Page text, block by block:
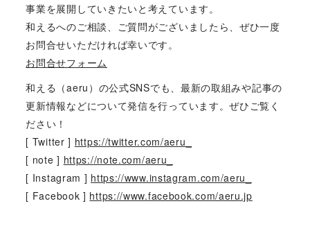
事業を展開していきたいと考えています。
和えるへのご相談、ご質問がございましたら、ぜひ一度
お問合せいただければ幸いです。
お問合せフォーム
和える（aeru）の公式SNSでも、最新の取組みや記事の
更新情報などについて発信を行っています。ぜひご覧く
ださい！
[ Twitter ] https://twitter.com/aeru_
[ note ] https://note.com/aeru_
[ Instagram ] https://www.instagram.com/aeru_
[ Facebook ] https://www.facebook.com/aeru.jp